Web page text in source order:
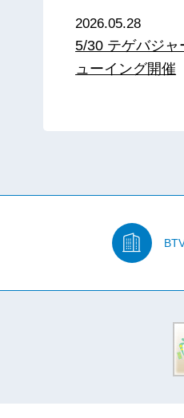
2026.05.28
5/30 テゲバジ
ューイング開催